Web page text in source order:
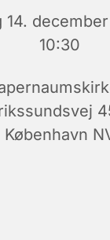
14.
10:30
København